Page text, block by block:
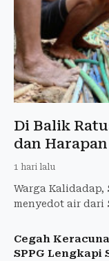
Di Balik
dan
1 hari lalu
Warga Kalidadap,
menyedot air dari
menjangkau.
Cegah
SPPG Lengkapi